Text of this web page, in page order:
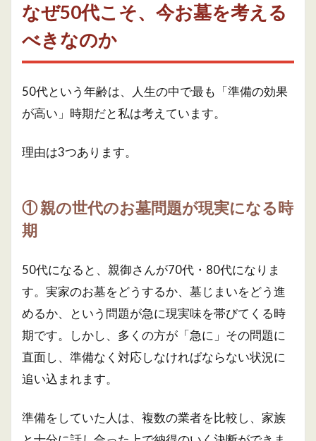
なぜ50代こそ、今お墓を考える
べきなのか
50代という年齢は、人生の中で最も「準備の効果
が高い」時期だと私は考えています。
理由は3つあります。
① 親の世代のお墓問題が現実になる時
期
50代になると、親御さんが70代・80代になりま
す。実家のお墓をどうするか、墓じまいをどう進
めるか、という問題が急に現実味を帯びてくる時
期です。しかし、多くの方が「急に」その問題に
直面し、準備なく対応しなければならない状況に
追い込まれます。
準備をしていた人は、複数の業者を比較し、家族